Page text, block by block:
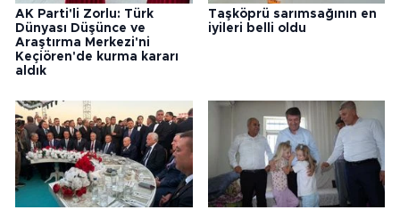
AK Parti'li Zorlu: Türk
Dünyası Düşünce ve
Araştırma Merkezi'ni
Keçiören'de kurma kararı
aldık
Taşköprü sarımsağının en
iyileri belli oldu